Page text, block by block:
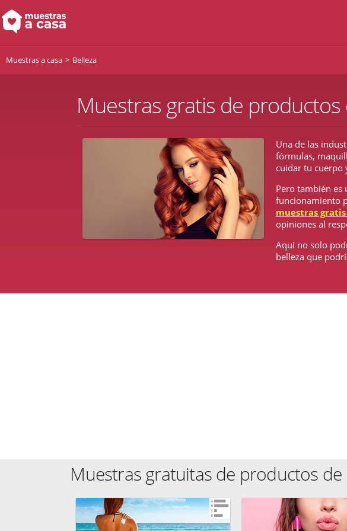
Muestras a casa Belleza
Muestras gratis de productos
Una de las
fórmulas,
cuidar tu cuerpo
Pero también es
funcionamiento
muestras
opiniones al
Aquí no solo
belleza que
Muestras gratuitas de productos de